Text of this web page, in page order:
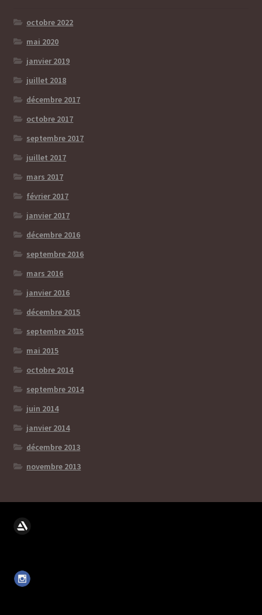
octobre 2022
mai 2020
janvier 2019
juillet 2018
décembre 2017
octobre 2017
septembre 2017
juillet 2017
mars 2017
février 2017
janvier 2017
décembre 2016
septembre 2016
mars 2016
janvier 2016
décembre 2015
septembre 2015
mai 2015
octobre 2014
septembre 2014
juin 2014
janvier 2014
décembre 2013
novembre 2013